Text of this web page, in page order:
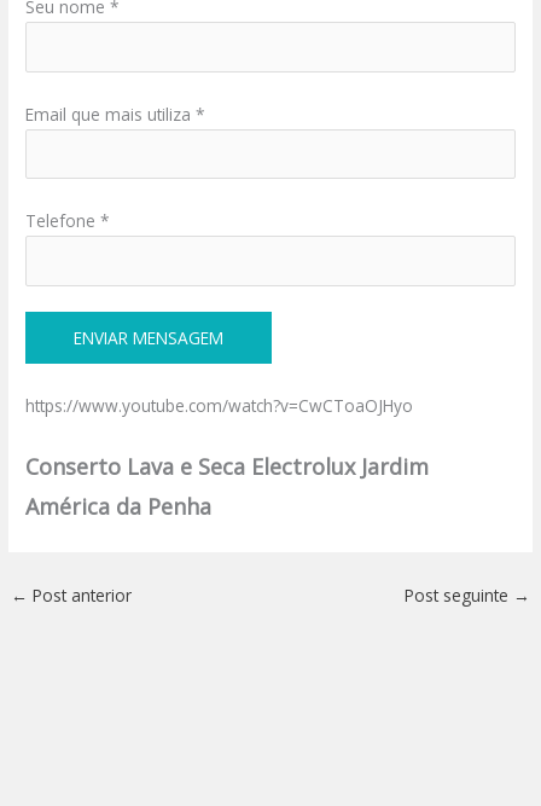
Seu nome *
Email que mais utiliza *
Telefone *
https://www.youtube.com/watch?v=CwCToaOJHyo
Conserto Lava e Seca Electrolux Jardim
América da Penha
← Post anterior Post seguinte →